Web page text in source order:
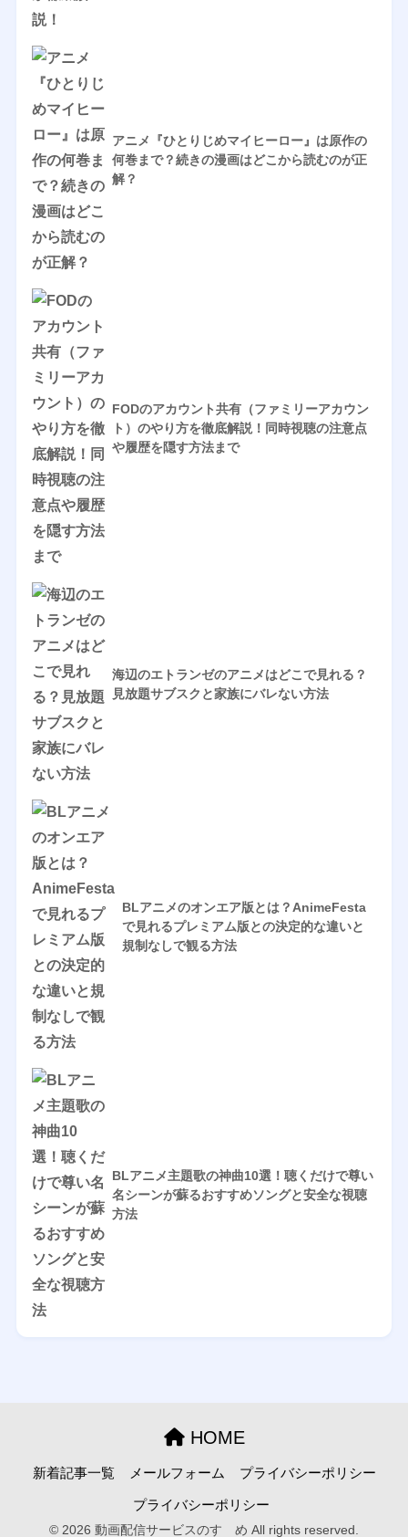
アニメ『ひとりじめマイヒーロー』は原作の
何巻まで？続きの漫画はどこから読むのが正
解？
FODのアカウント共有（ファミリーアカウン
ト）のやり方を徹底解説！同時視聴の注意点
や履歴を隠す方法まで
海辺のエトランゼのアニメはどこで見れる？
見放題サブスクと家族にバレない方法
BLアニメのオンエア版とは？AnimeFesta
で見れるプレミアム版との決定的な違いと
規制なしで観る方法
BLアニメ主題歌の神曲10選！聴くだけで尊い
名シーンが蘇るおすすめソングと安全な視聴
方法
HOME
新着記事一覧 メールフォーム プライバシーポリシー
プライバシーポリシー
© 2026 動画配信サービスのすゝめ All rights reserved.